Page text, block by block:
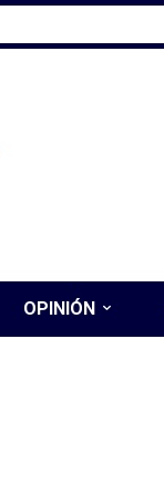
OPINIÓN